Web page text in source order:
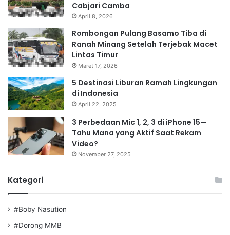
Cabjari Camba
April 8, 2026
Rombongan Pulang Basamo Tiba di
Ranah Minang Setelah Terjebak Macet
Lintas Timur
Maret 17, 2026
5 Destinasi Liburan Ramah Lingkungan
di Indonesia
April 22, 2025
3 Perbedaan Mic 1, 2, 3 di iPhone 15—
Tahu Mana yang Aktif Saat Rekam
Video?
November 27, 2025
Kategori
#Boby Nasution
#Dorong MMB